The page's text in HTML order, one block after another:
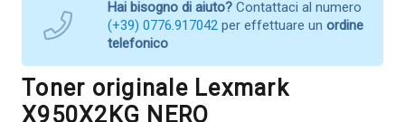
Hai bisogno di aiuto? Contattaci al numero
(+39) 0776.917042 per effettuare un ordine
telefonico
Toner originale Lexmark
X950X2KG NERO